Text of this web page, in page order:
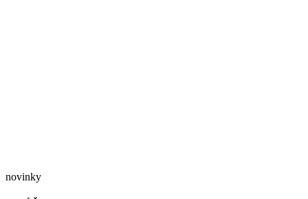
novinky